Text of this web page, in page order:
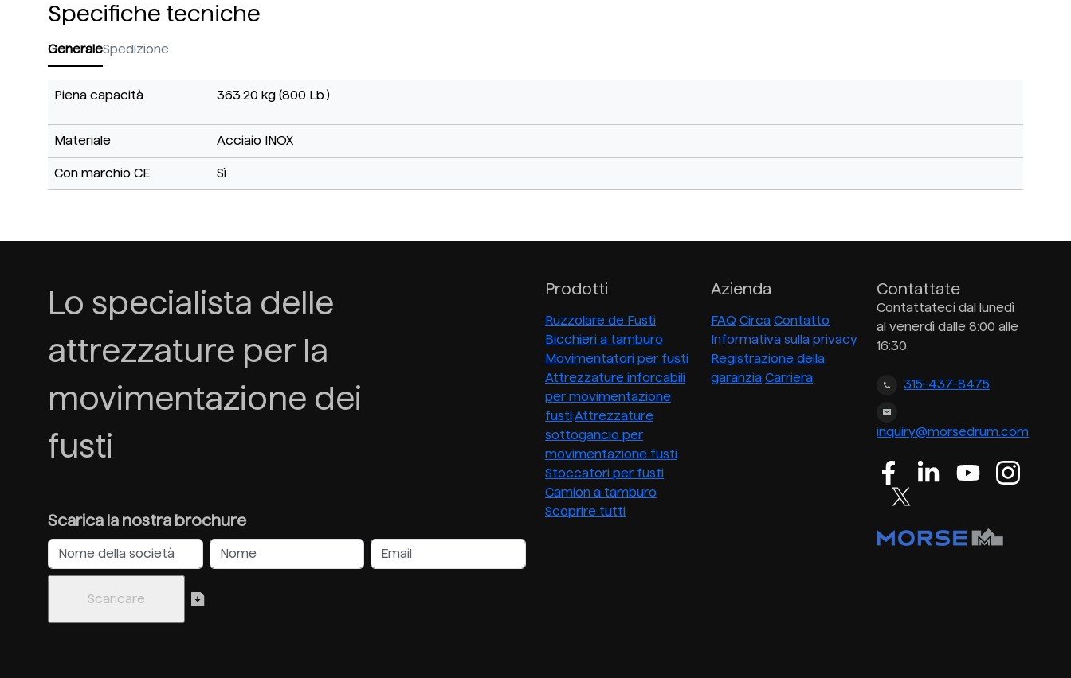
Specifiche tecniche
GeneraleSpedizione
Piena capacità 363.20 kg (800 Lb.)
Materiale Acciaio INOX
Con marchio CE Sì
Lo specialista delle
attrezzature per la
movimentazione dei
fusti
Scarica la nostra brochure
Prodotti
Ruzzolare de Fusti
Bicchieri a tamburo
Movimentatori per fusti
Attrezzature inforcabili
per movimentazione
fustiAttrezzature
sottogancio per
movimentazione fusti
Stoccatori per fusti
Camion a tamburo
Scoprire tutti
Azienda
FAQ Circa Contatto
Informativa sulla privacy
Registrazione della
garanzia Carriera
Contattate
Contattateci dal lunedì
al venerdì dalle 8:00 alle
16:30.
315-437-8475
inquiry@morsedrum.com